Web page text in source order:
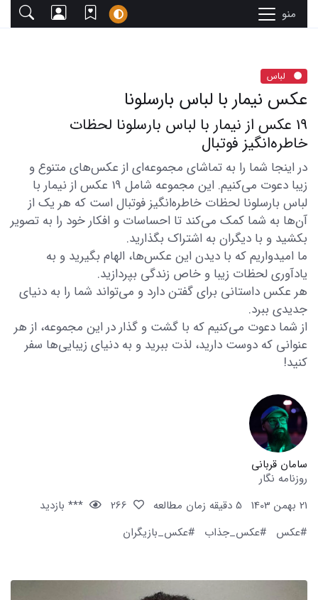
منو
لباس
عکس نیمار با لباس بارسلونا
19 عکس از نیمار با لباس بارسلونا لحظات
خاطره‌انگیز فوتبال
در اینجا شما را به تماشای مجموعه‌ای از عکس‌های متنوع و
زیبا دعوت می‌کنیم. این مجموعه شامل 19 عکس از نیمار با
لباس بارسلونا لحظات خاطره‌انگیز فوتبال است که هر یک از
آن‌ها به شما کمک می‌کند تا احساسات و افکار خود را به تصویر
بکشید و با دیگران به اشتراک بگذارید.
ما امیدواریم که با دیدن این عکس‌ها، الهام بگیرید و به
یادآوری لحظات زیبا و خاص زندگی بپردازید.
هر عکس داستانی برای گفتن دارد و می‌تواند شما را به دنیای
جدیدی ببرد.
از شما دعوت می‌کنیم که با گشت و گذار در این مجموعه، از هر
عنوانی که دوست دارید، لذت ببرید و به دنیای زیبایی‌ها سفر
کنید!
سامان قربانی
روزنامه نگار
21 بهمن 1403
5 دقیقه زمان مطالعه
*** بازدید
#عکس
#عکس_جذاب #عکس_بازیگران